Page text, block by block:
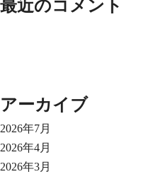
最近のコメント
アーカイブ
2026年7月
2026年4月
2026年3月